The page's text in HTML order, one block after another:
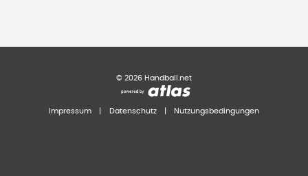
© 2026 Handball.net
Impressum Datenschutz Nutzungsbedingungen